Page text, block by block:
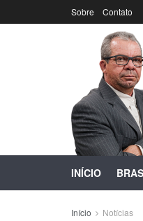
Sobre Contato
INÍCIO
Início Notícias